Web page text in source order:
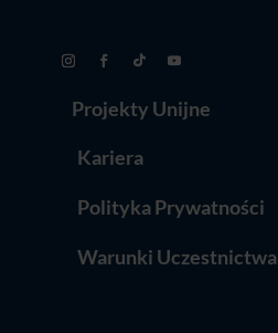
Projekty Unijne
Kariera
Polityka Prywatności
Warunki Uczestnictwa